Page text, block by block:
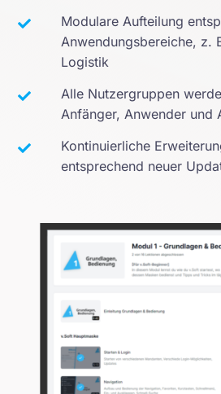
Modulare Aufteilung
Anwendungsbereiche, z.
Logistik
Alle Nutzergruppen
Anfänger, Anwender und
Kontinuierliche
entsprechend neuer